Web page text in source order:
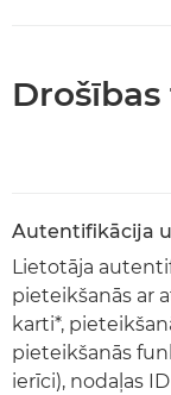
Autentifikācija
Lietotāja
pieteikšanās ar
karti*,
pieteikšanās
ierīci), nodaļas